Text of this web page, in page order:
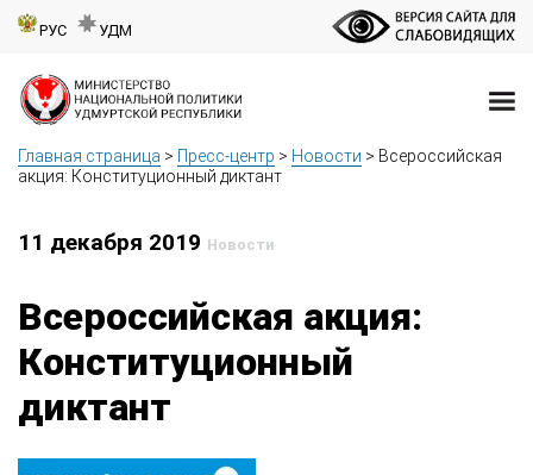
РУС УДМ
Главная страница > Пресс-центр > Новости > Всероссийская
акция: Конституционный диктант
11 декабря 2019 Новости
Всероссийская акция:
Конституционный
диктант